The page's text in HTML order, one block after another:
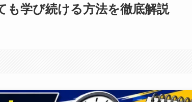
も学び続ける方法を徹底解説